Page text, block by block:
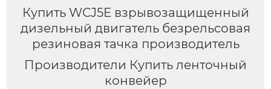
Купить WCJ5E взрывозащищенный
дизельный двигатель безрельсовая
резиновая тачка производитель
Производители Купить ленточный
конвейер